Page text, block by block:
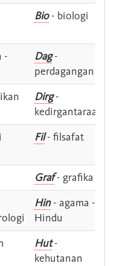
Bio- biologi
-
Dag-
perdagangan
Dirg-
kedirgantaraan
Fil- filsafat
Graf- grafika
Hin- agama -
Hindu
Hut-
kehutanan